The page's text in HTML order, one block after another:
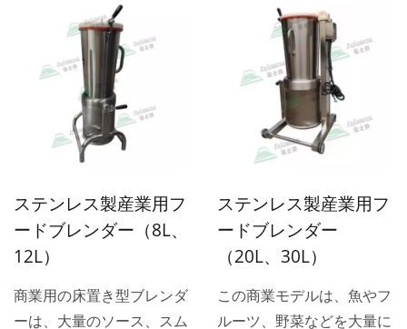
ステンレス製産業用フ
ードブレンダー（8L、
12L）
商業用の床置き型ブレンダ
ーは、大量のソース、スム
ステンレス製産業用フ
ードブレンダー
（20L、30L）
この商業モデルは、魚やフ
ルーツ、野菜などを大量に